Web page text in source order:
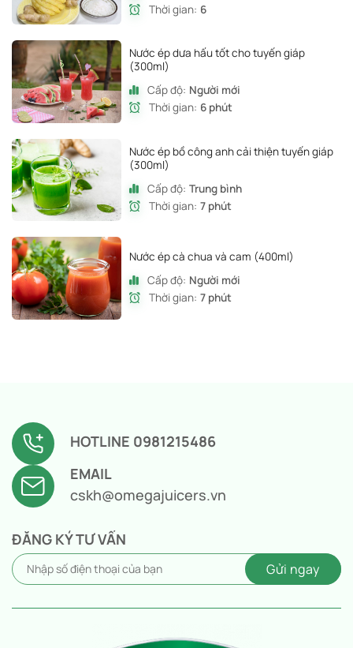
Thời gian: 6
Nước ép dưa hấu tốt cho tuyến giáp
(300ml)
Cấp độ: Người mới
Thời gian: 6 phút
Nước ép bồ công anh cải thiện tuyến giáp
(300ml)
Cấp độ: Trung bình
Thời gian: 7 phút
Nước ép cà chua và cam (400ml)
Cấp độ: Người mới
Thời gian: 7 phút
HOTLINE 0981215486
EMAIL
cskh@omegajuicers.vn
ĐĂNG KÝ TƯ VẤN